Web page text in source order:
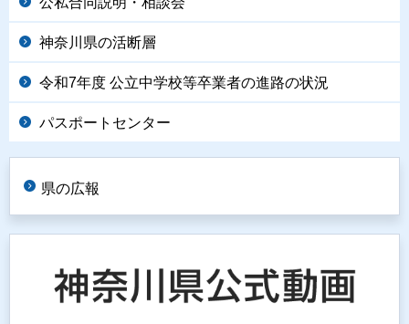
神奈川県の活断層
令和7年度 公立中学校等卒業者の進路の状況
パスポートセンター
県の広報